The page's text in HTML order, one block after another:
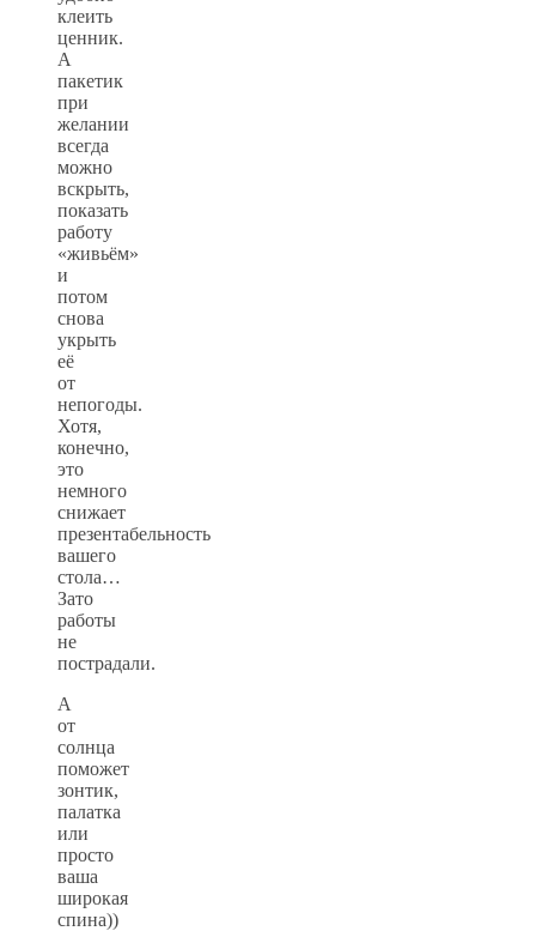
клеить
ценник.
А
пакетик
при
желании
всегда
можно
вскрыть,
показать
работу
«живьём»
и
потом
снова
укрыть
её
от
непогоды.
Хотя,
конечно,
это
немного
снижает
презентабельность
вашего
стола…
Зато
работы
не
пострадали.
А
от
солнца
поможет
зонтик,
палатка
или
просто
ваша
широкая
спина))